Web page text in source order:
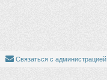
Связаться с администрацией